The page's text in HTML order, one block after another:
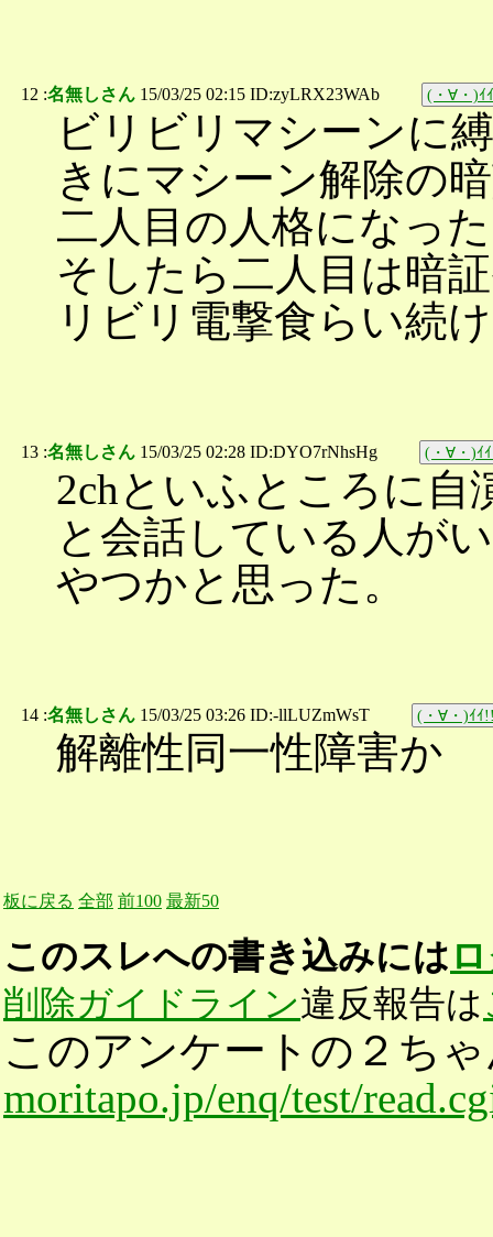
12 :名無しさん 15/03/25 02:15 ID:zyLRX23WAb (・∀・)ｲ
ビリビリマシーンに
きにマシーン解除の
二人目の人格になっ
そしたら二人目は暗
リビリ電撃食らい続
13 :名無しさん 15/03/25 02:28 ID:DYO7rNhsHg (・∀・)ｲ
2chといふところに自
と会話している人が
やつかと思った。
14 :名無しさん 15/03/25 03:26 ID:-llLUZmWsT (・∀・)ｲｲ
解離性同一性障害か
板に戻る 全部 前100 最新50
このスレへの書き込みには
削除ガイドライン違反報告は
このアンケートの２ち
moritapo.jp/enq/test/